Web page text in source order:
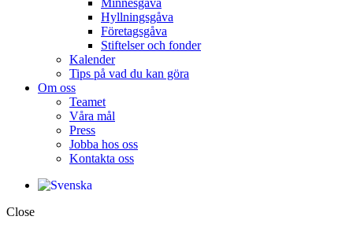
Minnesgåva
Hyllningsgåva
Företagsgåva
Stiftelser och fonder
Kalender
Tips på vad du kan göra
Om oss
Teamet
Våra mål​
Press
Jobba hos oss
Kontakta oss
Close